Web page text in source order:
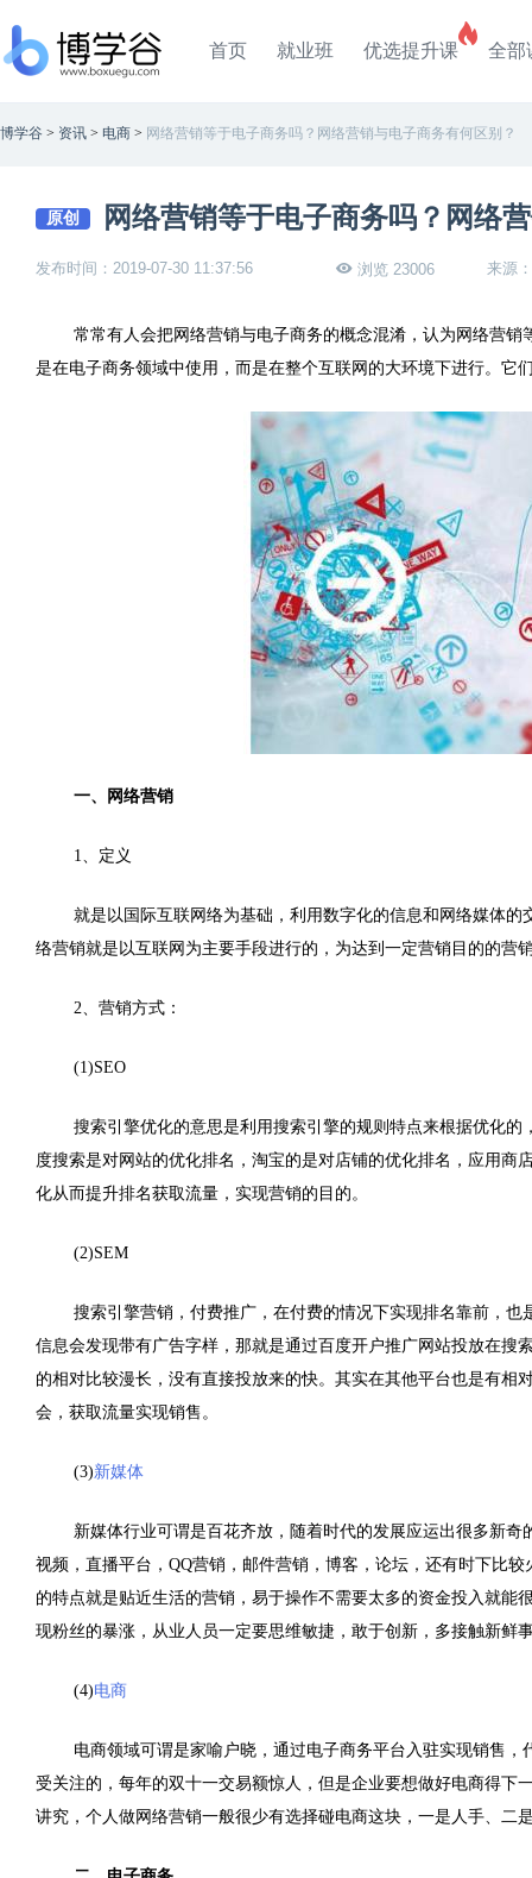
首页 就业班 优选提升课 全部
博学谷 > 资讯 > 电商 > 网络营销等于电子商务吗？网络营销与电子商务有何区别？
原创 网络营销等于电子商务吗？网络
发布时间：2019-07-30 11:37:56 浏览 23006 来源
常常有人会把网络营销与电子商务的概念混淆，认为网络营
是在电子商务领域中使用，而是在整个互联网的大环境下进行。它
一、网络营销
1、定义
就是以国际互联网络为基础，利用数字化的信息和网络媒体
络营销就是以互联网为主要手段进行的，为达到一定营销目的的营
2、营销方式：
(1)SEO
搜索引擎优化的意思是利用搜索引擎的规则特点来根据优化
度搜索是对网站的优化排名，淘宝的是对店铺的优化排名，应用商
化从而提升排名获取流量，实现营销的目的。
(2)SEM
搜索引擎营销，付费推广，在付费的情况下实现排名靠前，
信息会发现带有广告字样，那就是通过百度开户推广网站投放在搜
的相对比较漫长，没有直接投放来的快。其实在其他平台也是有
会，获取流量实现销售。
(3)新媒体
新媒体行业可谓是百花齐放，随着时代的发展应运出很多新
视频，直播平台，QQ营销，邮件营销，博客，论坛，还有时下比
的特点就是贴近生活的营销，易于操作不需要太多的资金投入就
现粉丝的暴涨，从业人员一定要思维敏捷，敢于创新，多接触新鲜
(4)电商
电商领域可谓是家喻户晓，通过电子商务平台入驻实现销售
受关注的，每年的双十一交易额惊人，但是企业要想做好电商得
讲究，个人做网络营销一般很少有选择碰电商这块，一是人手、二